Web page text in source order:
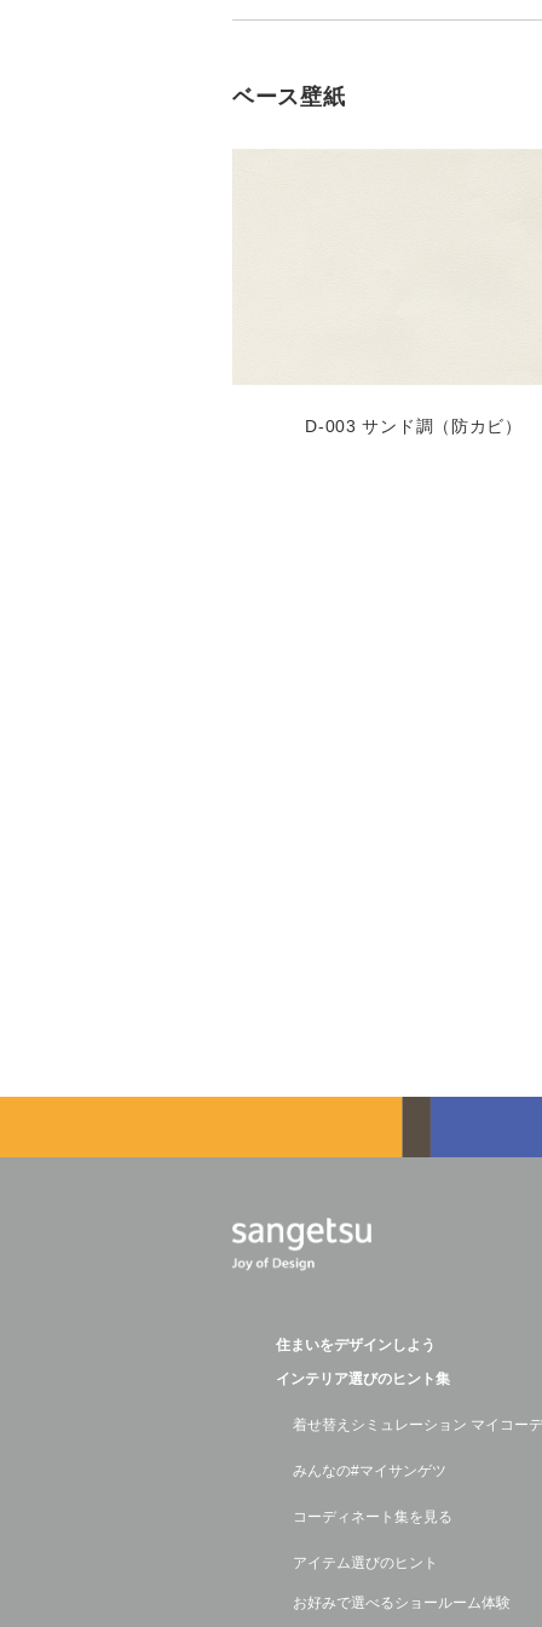
ベース壁紙
D-003 サンド調（防カビ）
住まいをデザインしよう
インテリア選びのヒント集
着せ替えシミュレーション マイコー
みんなの#マイサンゲツ
コーディネート集を見る
アイテム選びのヒント
お好みで選べるショールーム体験